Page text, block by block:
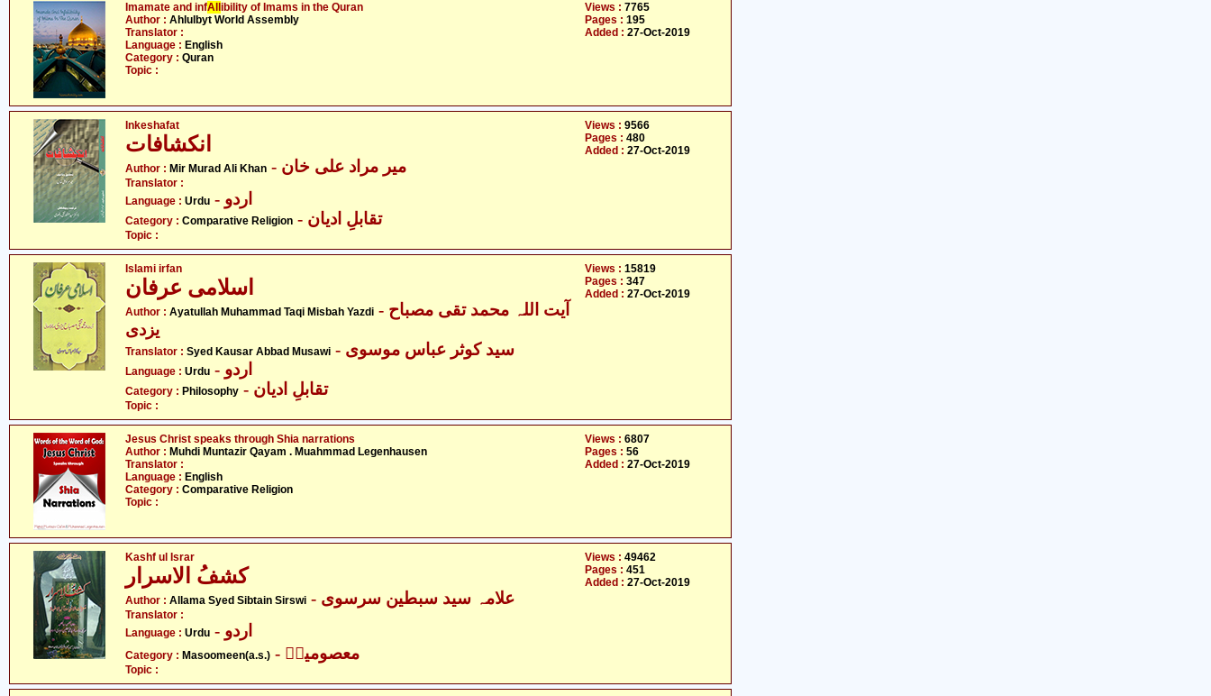
Imamate and infAll ibility of Imams in the Quran
Author : Ahlulbyt World Assembly
Translator :
Language : English
Category : Quran
Topic :
Views : 7765
Pages : 195
Added : 27-Oct-2019
Inkeshafat
انکشافات
Author : Mir Murad Ali Khan - میر مراد علی خان
Translator :
Language : Urdu - اردو
Category : Comparative Religion - تقابلِ ادیان
Topic :
Views : 9566
Pages : 480
Added : 27-Oct-2019
Islami irfan
اسلامی عرفان
Author : Ayatullah Muhammad Taqi Misbah Yazdi - آیت اللہ محمد تقی مصباح
یزدی
Translator : Syed Kausar Abbad Musawi - سید کوثر عباس موسوی
Language : Urdu - اردو
Category : Philosophy - تقابلِ ادیان
Topic :
Views : 15819
Pages : 347
Added : 27-Oct-2019
Jesus Christ speaks through Shia narrations
Author : Muhdi Muntazir Qayam . Muahmmad Legenhausen
Translator :
Language : English
Category : Comparative Religion
Topic :
Views : 6807
Pages : 56
Added : 27-Oct-2019
Kashf ul Israr
کشفُ الاسرار
Author : Allama Syed Sibtain Sirswi - علامہ سید سبطین سرسوی
Translator :
Language : Urdu - اردو
Category : Masoomeen(a.s.) - معصومینؑ
Topic :
Views : 49462
Pages : 451
Added : 27-Oct-2019